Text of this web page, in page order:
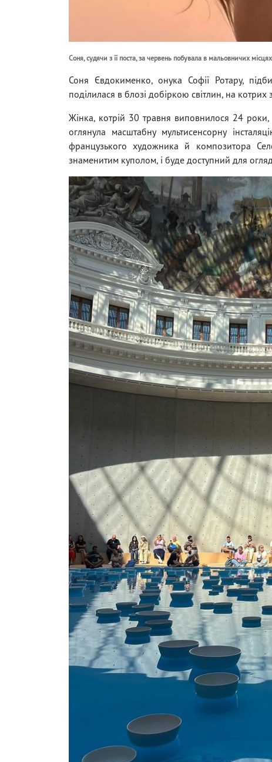
Соня, судячи з її поста, за червень побувала в мальовничих місцях
Соня Євдокименко, онука Софії Ротару,
поділилася в блозі добіркою світлин, на котрих
Жінка, котрій 30 травня виповнилося 24 роки,
оглянула масштабну мультисенсорну
французького художника й композитора
знаменитим куполом, і буде доступний для